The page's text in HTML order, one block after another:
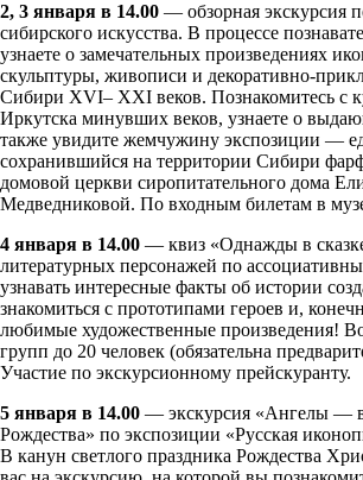
2, 3 января в 14.00 — обзорная экскурсия
сибирского искусства. В процессе
узнаете о замечательных произведениях
скульптуры, живописи и декоративно-
Сибири XVI– XXI веков. Познакомитесь с
Иркутска минувших веков, узнаете о
также увидите жемчужину экспозиции —
сохранившийся на территории Сибири
домовой церкви сиропитательного дома
Медведниковой. По входным билетам в
4 января в 14.00 — квиз «Однажды в
литературных персонажей по
узнавать интересные факты об истории
знакомиться с прототипами героев и,
любимые художественные произведения!
групп до 20 человек (обязательна
Участие по экскурсионному прейскуранту.
5 января в 14.00 — экскурсия «Ангелы —
Рождества» по экспозиции «Русская
В канун светлого праздника Рождества